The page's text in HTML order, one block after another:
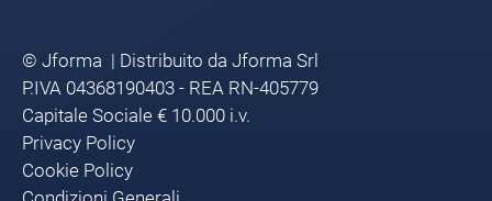
© Jforma | Distribuito da Jforma Srl
P.IVA 04368190403 - REA RN-405779
Capitale Sociale € 10.000 i.v.
Privacy Policy
Cookie Policy